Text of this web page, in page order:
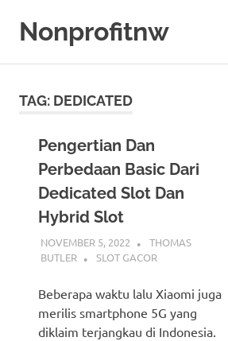
Nonprofitnw
Hari
TAG: DEDICATED
Pengertian Dan
Perbedaan Basic Dari
Dedicated Slot Dan
Hybrid Slot
NOVEMBER 5, 2022
THOMAS
BUTLER
SLOT GACOR
Beberapa waktu lalu Xiaomi juga
merilis smartphone 5G yang
diklaim terjangkau di Indonesia.